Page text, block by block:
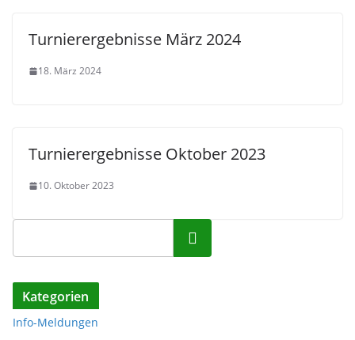
Turnierergebnisse März 2024
18. März 2024
Turnierergebnisse Oktober 2023
10. Oktober 2023
Suchen
Kategorien
Info-Meldungen